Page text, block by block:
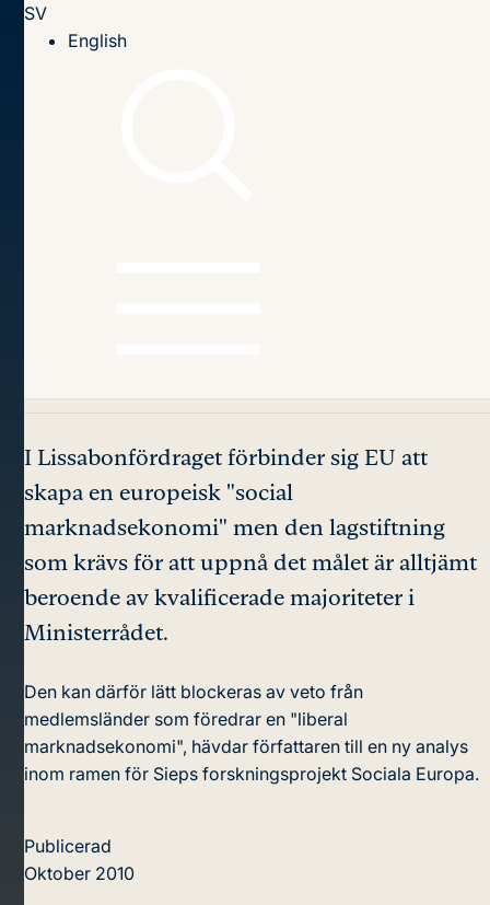
SV
English
I Lissabonfördraget förbinder sig EU att
skapa en europeisk "social
marknadsekonomi" men den lagstiftning
som krävs för att uppnå det målet är alltjämt
beroende av kvalificerade majoriteter i
Ministerrådet.
Den kan därför lätt blockeras av veto från
medlemsländer som föredrar en "liberal
marknadsekonomi", hävdar författaren till en ny analys
inom ramen för Sieps forskningsprojekt Sociala Europa.
Publicerad
Oktober 2010